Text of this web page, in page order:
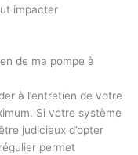
impacter
de ma pompe à
à l’entretien de votre
Si votre système
judicieux d’opter
permet